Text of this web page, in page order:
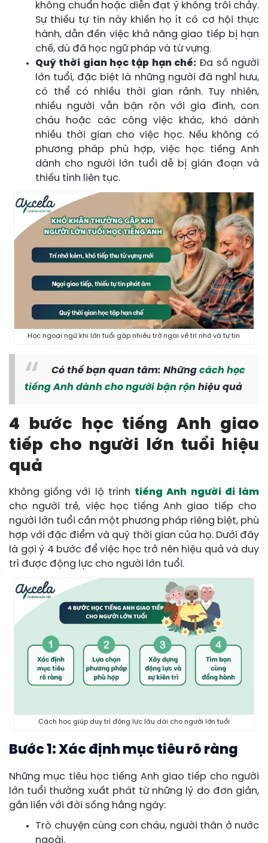
không chuẩn hoặc diễn đạt ý không trôi chảy.
Sự thiếu tự tin này khiến họ ít có cơ hội thực
hành, dẫn đến việc khả năng giao tiếp bị hạn
chế, dù đã học ngữ pháp và từ vựng.
Quỹ thời gian học tập hạn chế: Đa số người
lớn tuổi, đặc biệt là những người đã nghỉ hưu,
có thể có nhiều thời gian rảnh. Tuy nhiên,
nhiều người vẫn bận rộn với gia đình, con
cháu hoặc các công việc khác, khó dành
nhiều thời gian cho việc học. Nếu không có
phương pháp phù hợp, việc học tiếng Anh
dành cho người lớn tuổi dễ bị gián đoạn và
thiếu tính liên tục.
Học ngoại ngữ khi lớn tuổi gặp nhiều trở ngại về trí nhớ và tự tin
Có thể bạn quan tâm: Những cách học
tiếng Anh dành cho người bận rộn hiệu quả
4 bước học tiếng Anh giao
tiếp cho người lớn tuổi hiệu
quả
Không giống với lộ trình tiếng Anh người đi làm
cho người trẻ, việc học tiếng Anh giao tiếp cho
người lớn tuổi cần một phương pháp riêng biệt, phù
hợp với đặc điểm và quỹ thời gian của họ. Dưới đây
là gợi ý 4 bước để việc học trở nên hiệu quả và duy
trì được động lực cho người lớn tuổi.
Cách học giúp duy trì động lực lâu dài cho người lớn tuổi
Bước 1: Xác định mục tiêu rõ ràng
Những mục tiêu học tiếng Anh giao tiếp cho người
lớn tuổi thường xuất phát từ những lý do đơn giản,
gắn liền với đời sống hằng ngày:
Trò chuyện cùng con cháu, người thân ở nước
ngoài.